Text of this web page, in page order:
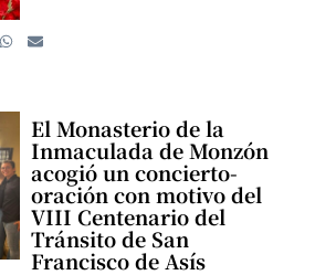
El Monasterio de la
Inmaculada de Monzón
acogió un concierto-
oración con motivo del
VIII Centenario del
Tránsito de San
Francisco de Asís